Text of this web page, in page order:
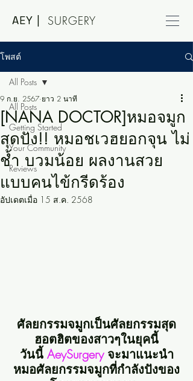
SURGERY
AEY |
โพสต์
All Posts
Getting Started
Your Community
Reviews
All Posts
[NANA DOCTOR]หมอจมูก
สุดปัง!! หมอชเวฮยอกจุน ไม่
ช้ำ บวมน้อย ผลงานสวย
แบบคนไข้กรีดร้อง
9 ก.ย. 2567 ยาว 2 นาที
อัปเดตเมื่อ 15 ส.ค. 2568
ศัลยกรรมจมูกเป็นศัลยกรรมสุด
ฮอตฮิตของสาวๆในยุคนี้
วันนี้ AeySurgery จะมาแนะนำ
หมอศัลยกรรมจมูกที่กำลังปังของ